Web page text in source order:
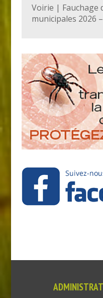
Voirie | Fauchage
municipales 2026